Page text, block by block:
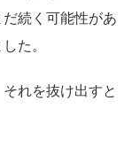
続く可能性があ
た。
れを抜け出すと